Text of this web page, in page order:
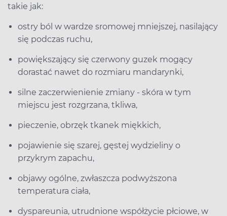
takie jak:
ostry ból w wardze sromowej mniejszej, nasilający
się podczas ruchu,
powiększający się czerwony guzek mogący
dorastać nawet do rozmiaru mandarynki,
silne zaczerwienienie zmiany - skóra w tym
miejscu jest rozgrzana, tkliwa,
pieczenie, obrzęk tkanek miękkich,
pojawienie się szarej, gęstej wydzieliny o
przykrym zapachu,
objawy ogólne, zwłaszcza podwyższona
temperatura ciała,
dyspareunia, utrudnione współżycie płciowe, w